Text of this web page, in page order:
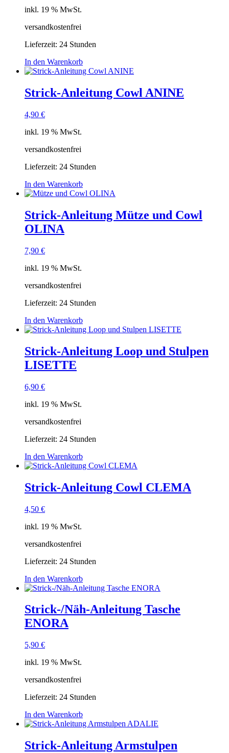
inkl. 19 % MwSt.
versandkostenfrei
Lieferzeit: 24 Stunden
In den Warenkorb
Strick-Anleitung Cowl ANINE
4,90 €
inkl. 19 % MwSt.
versandkostenfrei
Lieferzeit: 24 Stunden
In den Warenkorb
Strick-Anleitung Mütze und Cowl
OLINA
7,90 €
inkl. 19 % MwSt.
versandkostenfrei
Lieferzeit: 24 Stunden
In den Warenkorb
Strick-Anleitung Loop und Stulpen
LISETTE
6,90 €
inkl. 19 % MwSt.
versandkostenfrei
Lieferzeit: 24 Stunden
In den Warenkorb
Strick-Anleitung Cowl CLEMA
4,50 €
inkl. 19 % MwSt.
versandkostenfrei
Lieferzeit: 24 Stunden
In den Warenkorb
Strick-/Näh-Anleitung Tasche
ENORA
5,90 €
inkl. 19 % MwSt.
versandkostenfrei
Lieferzeit: 24 Stunden
In den Warenkorb
Strick-Anleitung Armstulpen